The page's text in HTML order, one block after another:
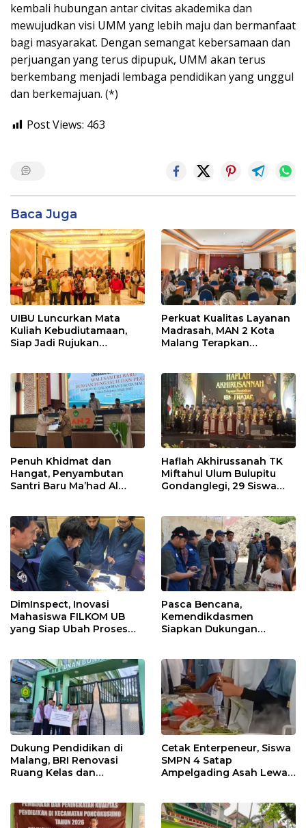
kembali hubungan antar civitas akademika dan
mewujudkan visi UMM yang lebih maju dan bermanfaat
bagi masyarakat. Dengan semangat kebersamaan dan
perjuangan yang terus dipupuk, UMM akan terus
berkembang menjadi lembaga pendidikan yang unggul
dan berkemajuan. (*)
Post Views: 463
Baca Juga
UIBU Luncurkan Mata
Kuliah Kebudiutamaan,
Siap Jadi Rujukan
Perkuat Kualitas Layanan
Madrasah, MAN 2 Kota
Malang Terapkan
Kependidikan
Penuh Khidmat dan
Hangat, Penyambutan
Santri Baru Ma’had Al
Haflah Akhirussanah TK
Miftahul Ulum Bulupitu
Gondanglegi, 29 Siswa
DimInspect, Inovasi
Mahasiswa FILKOM UB
yang Siap Ubah Proses
Pasca Bencana,
Kemendikdasmen
Siapkan Dukungan
Dukung Pendidikan di
Malang, BRI Renovasi
Ruang Kelas dan
Cetak Enterpeneur, Siswa
SMPN 4 Satap
Ampelgading Asah Lewat